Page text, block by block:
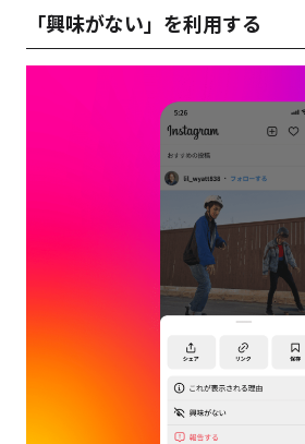
「興味がない」を利用する